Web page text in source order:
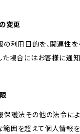
変更
の利用目的を、関連性
た場合にはお客様に通知
保護法その他の法令に
囲を超えて個人情報を